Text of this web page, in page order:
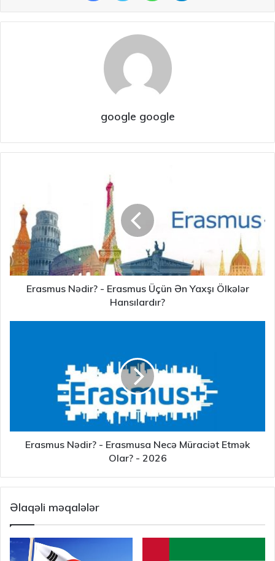
google google
Erasmus Nədir? - Erasmus Üçün Ən Yaxşı Ölkələr
Hansılardır?
Erasmus Nədir? - Erasmusa Necə Müraciət Etmək
Olar? - 2026
Əlaqəli məqalələr